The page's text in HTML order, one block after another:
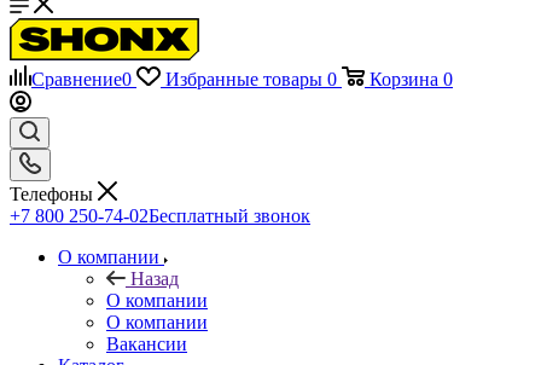
Сравнение0 Избранные товары 0 Корзина 0
Телефоны
+7 800 250-74-02Бесплатный звонок
О компании
Назад
О компании
О компании
Вакансии